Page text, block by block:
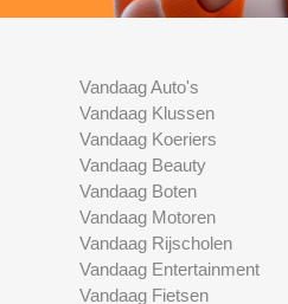
Vandaag Auto's
Vandaag Klussen
Vandaag Koeriers
Vandaag Beauty
Vandaag Boten
Vandaag Motoren
Vandaag Rijscholen
Vandaag Entertainment
Vandaag Fietsen